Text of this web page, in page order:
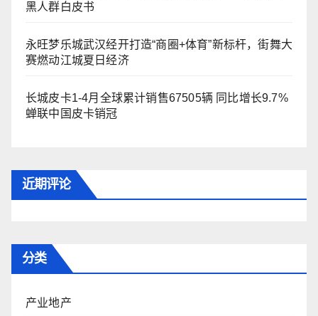
黑人群白皮书
永旺梦乐城武汉经开打造“商圈+体育”新标杆，街舞大
赛燃动江城夏日经济
长城皮卡1-4月全球累计销售67505辆 同比增长9.7%
蝉联中国皮卡销冠
近期评论
分类
产业地产